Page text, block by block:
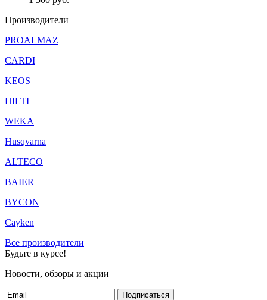
Производители
PROALMAZ
CARDI
KEOS
HILTI
WEKA
Husqvarna
ALTECO
BAIER
BYCON
Cayken
Все производители
Будьте в курсе!
Новости, обзоры и акции
Подписаться